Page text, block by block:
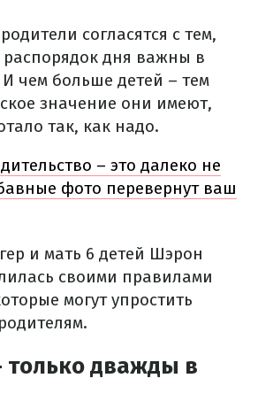
согласятся с тем,
дня важны в
чем больше детей – тем
значение они имеют,
так, как надо.
– это далеко не
фото перевернут ваш
и мать 6 детей Шэрон
своими правилами
могут упростить
только дважды в